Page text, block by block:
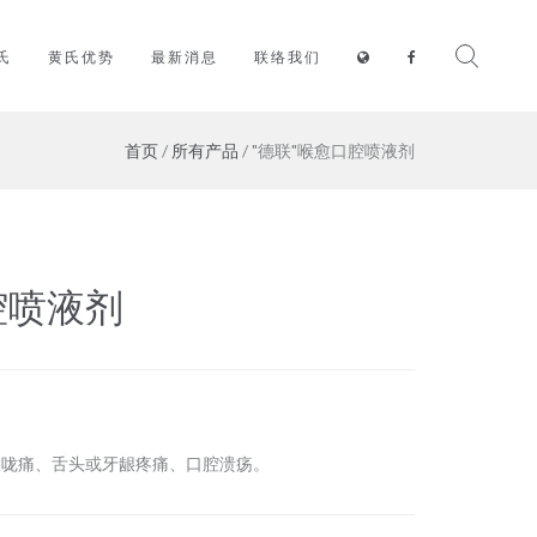
黄氏优势 最新消息 联络我们
首页/ 所有产品 / "德联"喉愈口腔喷液剂
液剂
痛、舌头或牙龈疼痛、口腔溃疡。